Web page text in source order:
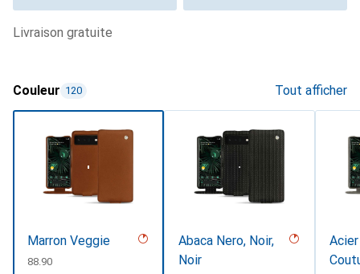
livraison gratuite
Couleur 120 Tout afficher
Marron Veggie
CHF
88.90
Abaca Nero, Noir,
Noir